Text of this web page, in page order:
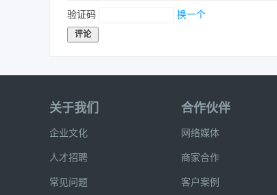
验证码 换一个
评论
关于我们
企业文化
人才招聘
常见问题
合作伙伴
网络媒体
商家合作
客户案例